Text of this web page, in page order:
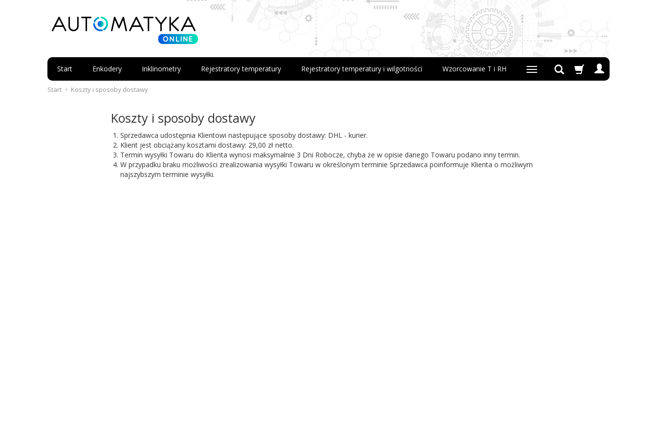
Start Enkodery Inklinometry Rejestratory temperatury Rejestratory temperatury i wilgotności Wzorcowanie T i RH
Start Koszty i sposoby dostawy
Koszty i sposoby dostawy
Sprzedawca udostępnia Klientowi następujące sposoby dostawy: DHL - kurier.
Klient jest obciążany kosztami dostawy: 29,00 zł netto.
Termin wysyłki Towaru do Klienta wynosi maksymalnie 3 Dni Robocze, chyba że w opisie danego Towaru podano inny termin.
W przypadku braku możliwości zrealizowania wysyłki Towaru w określonym terminie Sprzedawca poinformuje Klienta o możliwym
najszybszym terminie wysyłki.